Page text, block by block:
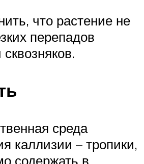
что растение не
перепадов
среда
каллизии – тропики,
содержать в